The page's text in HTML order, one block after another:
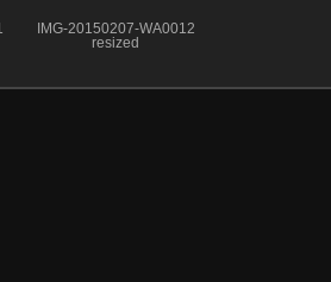
IMG-20150207-WA0012
resized